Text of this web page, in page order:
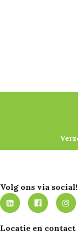
Volg ons via social!
Locatie en contact